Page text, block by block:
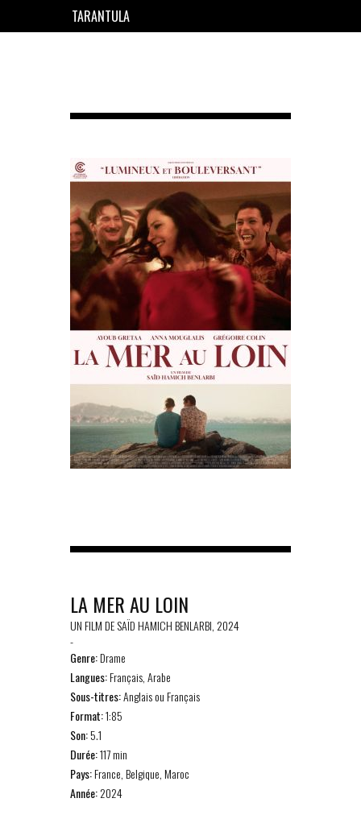
TARANTULA
LA MER AU LOIN
UN FILM DE SAÏD HAMICH BENLARBI, 2024
-
Genre:Drame
Langues:Français, Arabe
Sous-titres:Anglais ou Français
Format:1:85
Son:5.1
Durée:117 min
Pays:France, Belgique, Maroc
Année:2024